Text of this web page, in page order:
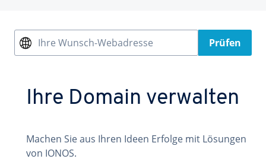
Ihre Wunsch-Webadresse Prüfen
Ihre Domain verwalten
Machen Sie aus Ihren Ideen Erfolge mit Lösungen
von IONOS.